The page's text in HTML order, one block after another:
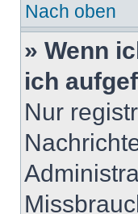
Nach oben
» Wenn
ich
Nur